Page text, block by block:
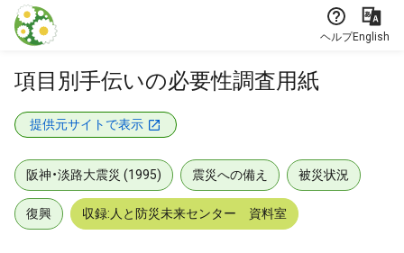
本文に飛ぶ
ヘルプEnglish
項目別手伝いの必要性調査用紙
提供元サイトで表示
阪神・淡路大震災 (1995) 震災への備え 被災状況
復興 収録:人と防災未来センター 資料室